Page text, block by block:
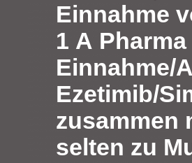
Einnahme
1 A
Einnahme/
Ezetimib/
zusammen
selten zu